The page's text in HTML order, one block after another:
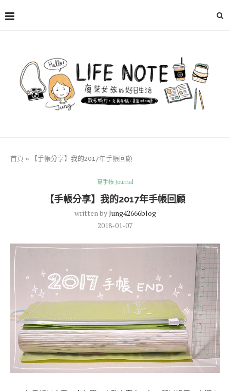
首頁 » 【手帳分享】我的2017年手帳回顧
寫手帳 Journal
【手帳分享】我的2017年手帳回顧
written byJung42666blog
2018-01-07